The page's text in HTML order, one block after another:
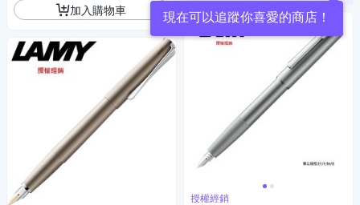
加入購物車 現在可以追蹤你喜愛的商店！
授權經銷